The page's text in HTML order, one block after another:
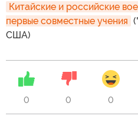
Китайские и российские
первые совместные учения
США)
0 0 0